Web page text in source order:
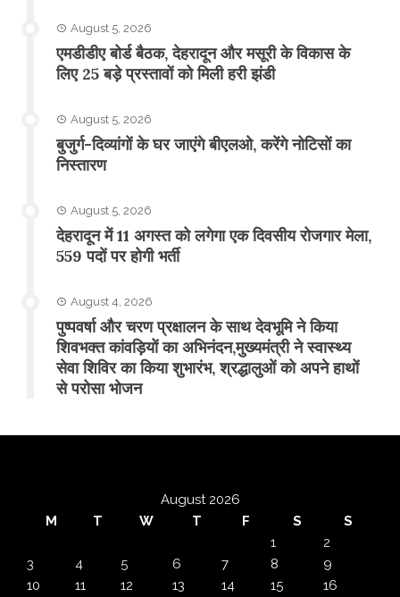
August 5, 2026
एमडीडीए बोर्ड बैठक, देहरादून और मसूरी के विकास के
लिए 25 बड़े प्रस्तावों को मिली हरी झंडी
August 5, 2026
बुजुर्ग-दिव्यांगों के घर जाएंगे बीएलओ, करेंगे नोटिसों का
निस्तारण
August 5, 2026
​देहरादून में 11 अगस्त को लगेगा एक दिवसीय रोजगार मेला,
559 पदों पर होगी भर्ती
August 4, 2026
पुष्पवर्षा और चरण प्रक्षालन के साथ देवभूमि ने किया
शिवभक्त कांवड़ियों का अभिनंदन,मुख्यमंत्री ने स्वास्थ्य
सेवा शिविर का किया शुभारंभ, श्रद्धालुओं को अपने हाथों
से परोसा भोजन
August 2026
M
T W T F S
S
1
2
3
4 5 6 7 8
9
10
11 12 13 14 15
16